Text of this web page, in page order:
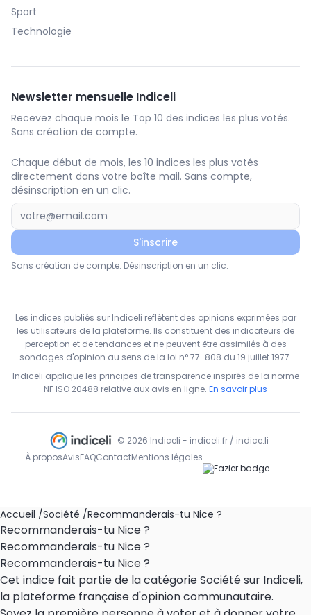
Sport
Technologie
Newsletter mensuelle Indiceli
Recevez chaque mois le Top 10 des indices les plus votés.
Sans création de compte.
Chaque début de mois, les 10 indices les plus votés
directement dans votre boîte mail. Sans compte,
désinscription en un clic.
S'inscrire
Sans création de compte. Désinscription en un clic.
Les indices publiés sur Indiceli reflètent des opinions exprimées par
les utilisateurs de la plateforme. Ils constituent des indicateurs de
perception et de tendances et ne peuvent être assimilés à des
sondages d'opinion au sens de la loi n° 77-808 du 19 juillet 1977.
Indiceli applique les principes de transparence inspirés de la norme
NF ISO 20488 relative aux avis en ligne. En savoir plus
© 2026 Indiceli - indiceli.fr / indice.li
À proposAvisFAQContactMentions légales
Accueil /Société /Recommanderais-tu Nice ?
Recommanderais-tu Nice ?
Recommanderais-tu Nice ?
Recommanderais-tu Nice ?
Cet indice fait partie de la catégorie Société sur Indiceli,
la plateforme française d'opinion communautaire.